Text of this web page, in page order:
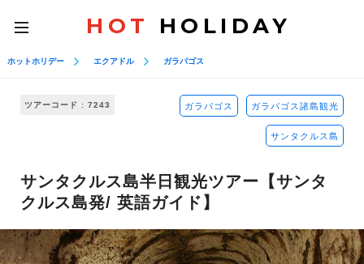
toggle
navigation
HOT HOLIDAY
ホットホリデー エクアドル ガラパゴス
ツアーコード : 7243 ガラパゴス ガラパゴス諸島観光
サンタクルス島
サンタクルス島半日観光ツアー【サンタ
クルス島発/ 英語ガイド】